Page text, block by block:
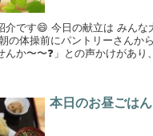
んな大好き❤ 大阪名物お
本日のお昼ごはん